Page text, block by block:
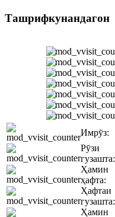
Ташрифкунандагон
Имрӯз:
Рӯзи
гузашта:
Ҳамин
ҳафта:
Ҳафтаи
гузашта:
Ҳамин